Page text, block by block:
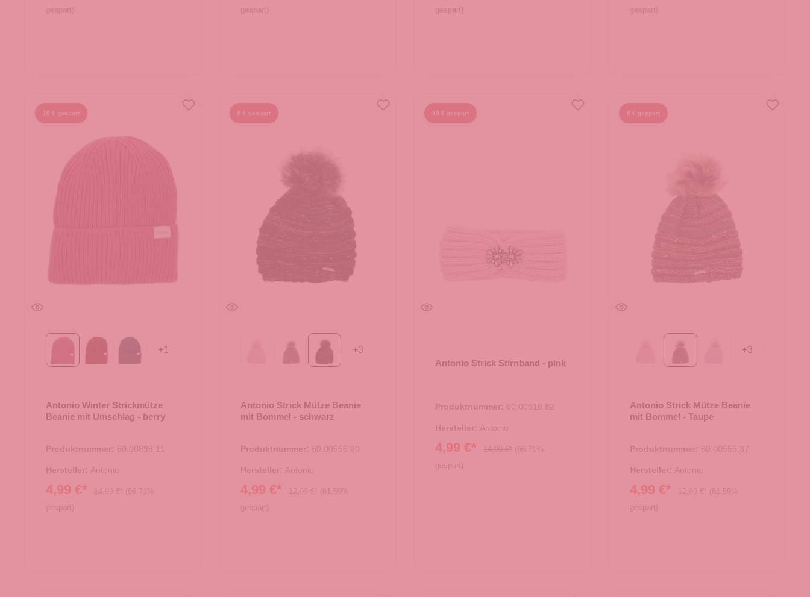
gespart)
gespart)
gespart)
gespart)
10 € gespart
berry bordeaux petrol
+1
Antonio Winter Strickmütze
Beanie mit Umschlag - berry
Produktnummer: 60.00898.11
Hersteller: Antonio
4,99 €* 14,99 €* (66.71%
gespart)
8 € gespart
Taupe schwarz
+3
Antonio Strick Mütze Beanie
mit Bommel - schwarz
Produktnummer: 60.00555.00
Hersteller: Antonio
4,99 €* 12,99 €* (61.59%
gespart)
10 € gespart
Antonio Strick Stirnband - pink
Produktnummer: 60.00618.82
Hersteller: Antonio
4,99 €* 14,99 €* (66.71%
gespart)
8 € gespart
Taupe
+3
Antonio Strick Mütze Beanie
mit Bommel - Taupe
Produktnummer: 60.00555.37
Hersteller: Antonio
4,99 €* 12,99 €* (61.59%
gespart)